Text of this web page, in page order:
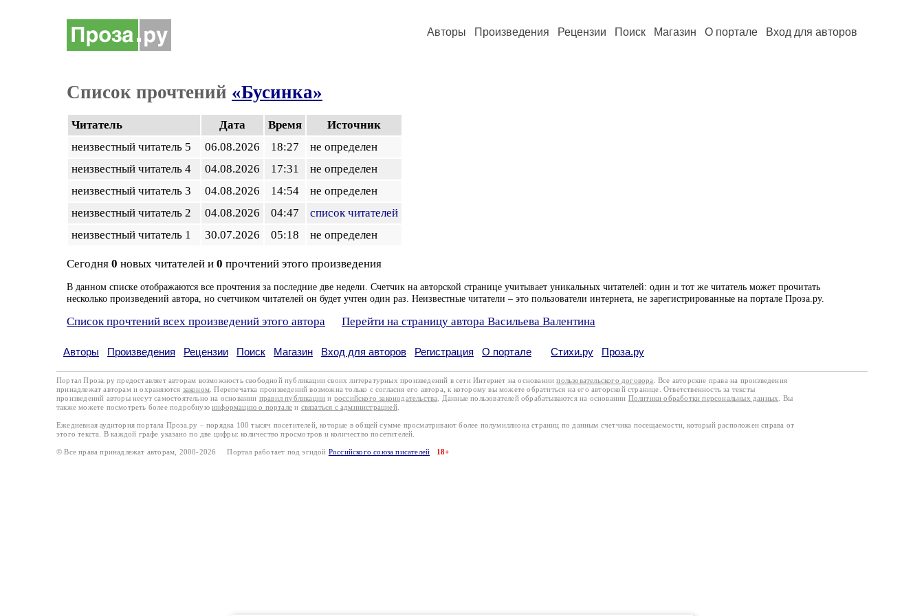
Авторы Произведения Рецензии Поиск Магазин О портале Вход для авторов
Список прочтений «Бусинка»
Читатель Дата Время
Источник
неизвестный читатель 5
06.08.2026 18:27
не определен
неизвестный читатель 4
04.08.2026 17:31
не определен
неизвестный читатель 3
04.08.2026 14:54
не определен
неизвестный читатель 2
04.08.2026 04:47
список читателей
неизвестный читатель 1
30.07.2026 05:18 не определен
Сегодня 0 новых читателей и 0 прочтений этого произведения
В данном списке отображаются все прочтения за последние две недели. Счетчик на авторской странице учитывает уникальных читателей: один и тот же читатель может прочитать
несколько произведений автора, но счетчиком читателей он будет учтен один раз. Неизвестные читатели – это пользователи интернета, не зарегистрированные на портале Проза.ру.
Список прочтений всех произведений этого автора Перейти на страницу автора Васильева Валентина
Авторы Произведения Рецензии Поиск Магазин Вход для авторов Регистрация О портале Стихи.ру Проза.ру
Портал Проза.ру предоставляет авторам возможность свободной публикации своих литературных произведений в сети Интернет на основаниипользовательского договора
. Все авторские права на произведения
принадлежат авторам и охраняются законом . Перепечатка произведений возможна только с согласия его автора, к которому вы можете обратиться на его авторской странице. Ответственность за тексты
произведений авторы несут самостоятельно на основании правил публикации и российского законодательства . Данные пользователей обрабатываются на основании Политики обработки персональных данных
. Вы
также можете посмотреть более подробную информацию о портале и связаться с администрацией.
Ежедневная аудитория портала Проза.ру – порядка 100 тысяч посетителей, которые в общей сумме просматривают более полумиллиона страниц по данным счетчика посещаемости, который расположен справа от
этого текста. В каждой графе указано по две цифры: количество просмотров и количество посетителей.
© Все права принадлежат авторам, 2000-2026 Портал работает под эгидой Российского союза писателей 18+